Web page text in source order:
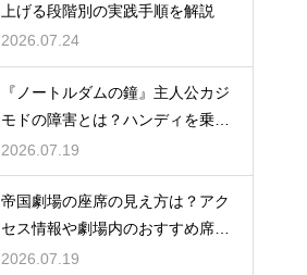
上げる段階別の実践手順を解説
2026.07.24
『ノートルダムの鐘』主人公カジ
モドの障害とは？ハンディを乗り
越える姿に感動
2026.07.19
帝国劇場の座席の見え方は？アク
セス情報や劇場内のおすすめ席を
徹底ガイド
2026.07.19